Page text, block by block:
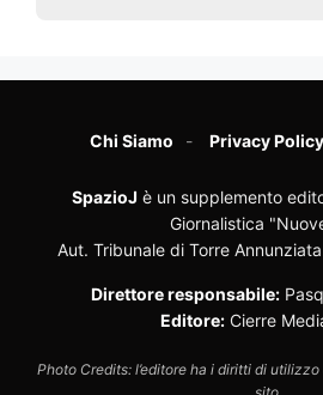
Chi Siamo Privacy Policy
SpazioJ è un supplemento
Giornalistica
Aut. Tribunale di Torre
Direttore responsabile:
Editore: Cierre
Photo Credits: l’editore ha i diritti di